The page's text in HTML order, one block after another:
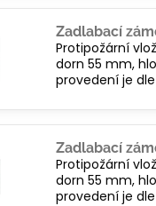
Zadlabací
Protipožární
dorn 55 mm,
provedení je dle
Zadlabací
Protipožární
dorn 55 mm,
provedení je dle